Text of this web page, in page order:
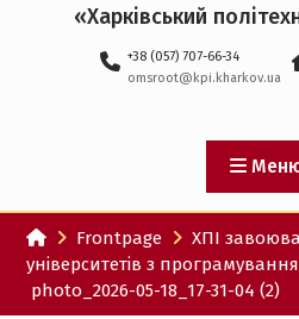
технологій
Збройних Сил
участю ХПІ
перспективи
іспанського
технологічного
партнерства
«Харківський
+38 (057) 707-66-34
omsroot@kpi.kharkov.ua
Frontpage
ХПІ
університетів з
photo_2026-05-18_17-31-04 (2)